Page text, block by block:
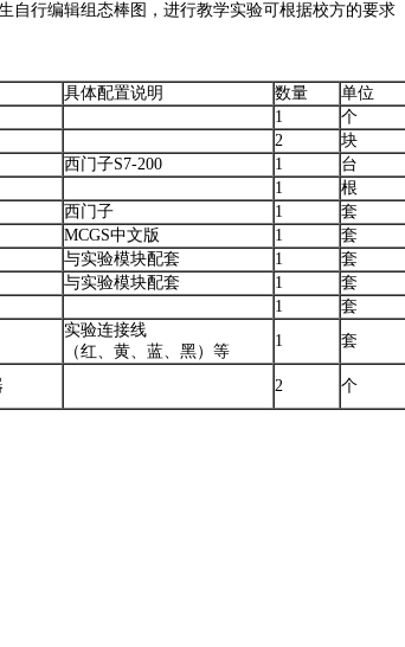
自行编辑组态棒图，进行教学实验可根据校方的要求
具体配置说明 数量 单位
1
个
2 块
西门子S7-200 1 台
1
根
西门子 1 套
MCGS中文版 1
套
与实验模块配套 1
套
与实验模块配套 1
套
1
套
实验连接线
（红、黄、蓝、黑）等
1 套
2 个